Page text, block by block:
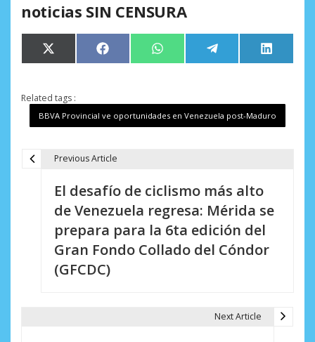
noticias SIN CENSURA
Compartir
en
X
(Twitter)
Compartir
en
Facebook Compartir
en
WhatsApp Compartir
en
Telegram
en
LinkedIn
Related tags :
BBVA Provincial ve oportunidades en Venezuela post-Maduro
Previous Article
El desafío de ciclismo más alto
de Venezuela regresa: Mérida se
prepara para la 6ta edición del
Gran Fondo Collado del Cóndor
(GFCDC)
Next Article